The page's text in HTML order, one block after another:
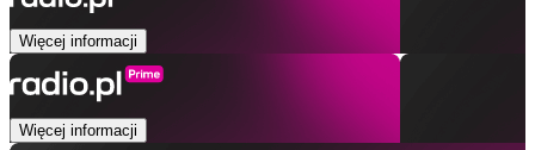
Więcej informacji
Więcej informacji